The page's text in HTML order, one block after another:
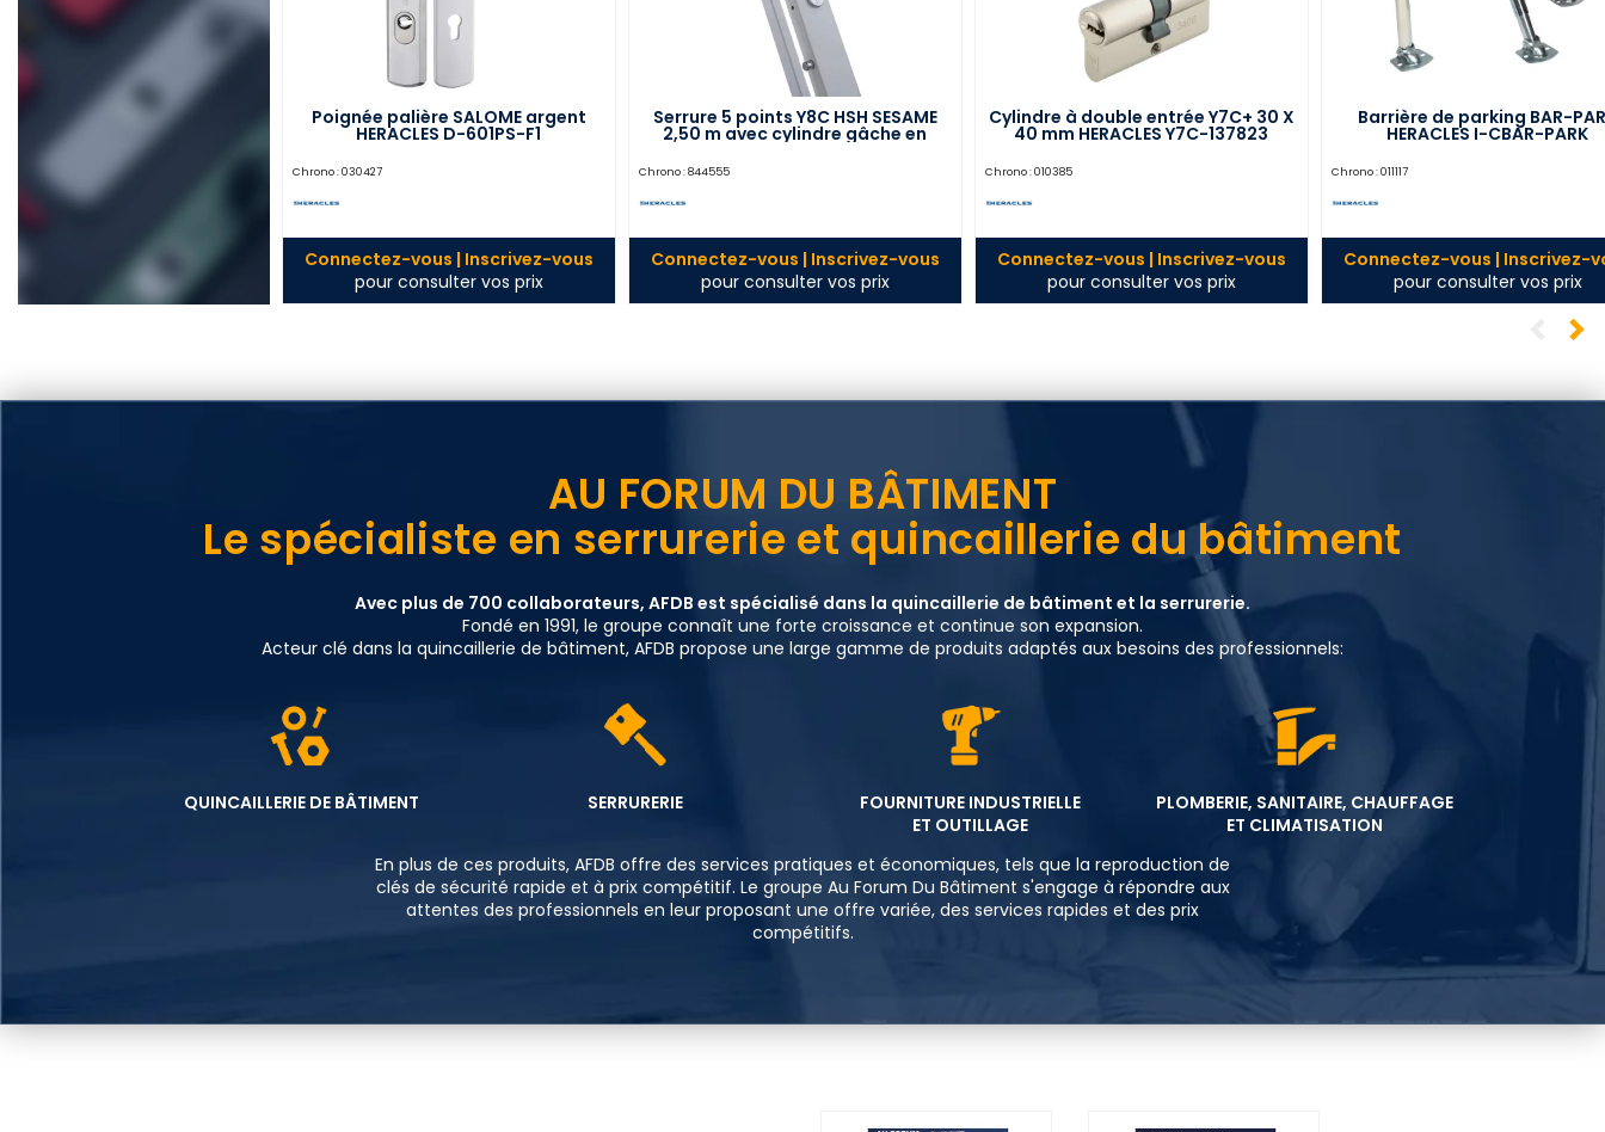
Poignée palière SALOME argent
HERACLES D-601PS-F1
Chrono : 030427
Connectez-vous | Inscrivez-vous
pour consulter vos prix
Serrure 5 points Y8C HSH SESAME
2,50 m avec cylindre gâche en
HERACLES NP1803Y8CDT1
Chrono : 844555
Connectez-vous | Inscrivez-vous
pour consulter vos prix
Cylindre à double entrée Y7C+ 30 X
40 mm HERACLES Y7C-137823
Chrono : 010385
Connectez-vous | Inscrivez-vous
pour consulter vos prix
Barrière de parking BAR-
HERACLES I-CBAR-PARK
Chrono : 011117
Connectez-vous | Inscrivez-
pour consulter vos prix
AU FORUM DU BÂTIMENT
Le spécialiste en serrurerie et quincaillerie du bâtiment
Avec plus de 700 collaborateurs, AFDB est spécialisé dans la quincaillerie de bâtiment et la serrurerie.
Fondé en 1991, le groupe connaît une forte croissance et continue son expansion.
Acteur clé dans la quincaillerie de bâtiment, AFDB propose une large gamme de produits adaptés aux besoins des professionnels:
QUINCAILLERIE DE BÂTIMENT SERRURERIE
FOURNITURE INDUSTRIELLE
ET OUTILLAGE
PLOMBERIE, SANITAIRE, CHAUFFAGE
ET CLIMATISATION
En plus de ces produits, AFDB offre des services pratiques et économiques, tels que la reproduction de
clés de sécurité rapide et à prix compétitif. Le groupe Au Forum Du Bâtiment s'engage à répondre aux
attentes des professionnels en leur proposant une offre variée, des services rapides et des prix
compétitifs.